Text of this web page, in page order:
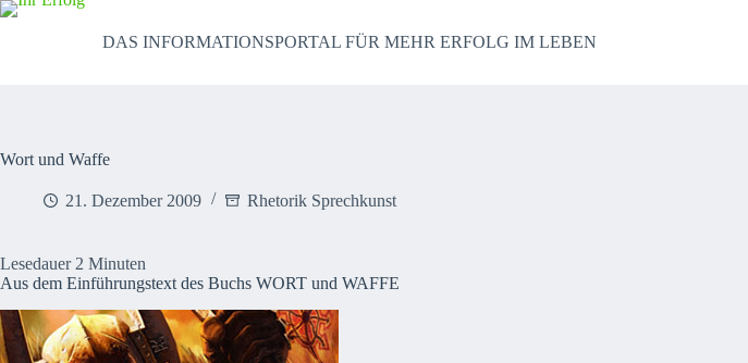
Zum
DAS INFORMATIONSPORTAL FÜR MEHR ERFOLG IM LEBEN
Wort und Waffe
21. Dezember 2009 Rhetorik Sprechkunst
Lesedauer 2 Minuten
Aus dem Einführungstext des Buchs WORT und WAFFE